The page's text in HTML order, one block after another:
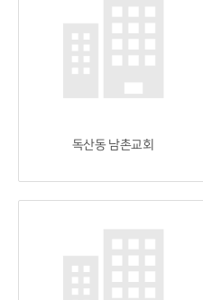
독산동 남촌교회